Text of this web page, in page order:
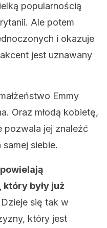
popularnością
Ale potem
i okazuje
jest uznawany
Emmy
Oraz młodą kobietę,
pozwala jej znaleźć
siebie.
były już
się tak w
który jest